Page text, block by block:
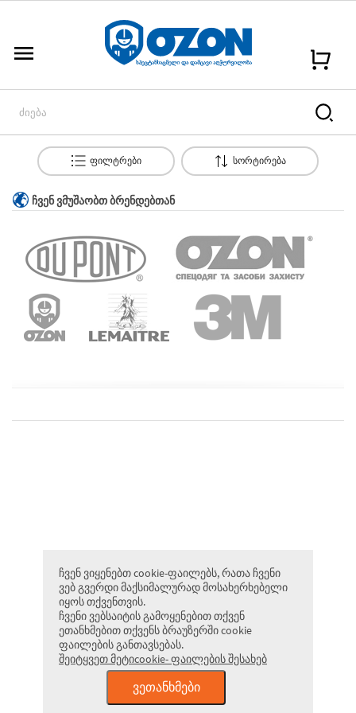
menu
ფილტრები სორტირება
ᲩᲕᲔᲜ ᲕᲛᲣᲨᲐᲝᲑᲗ ᲑᲠᲔᲜᲓᲔᲑᲗᲐᲜ
ჩვენ ვიყენებთ cookie-ფაილებს, რათა ჩვენი
ვებ გვერდი მაქსიმალურად მოსახერხებელი
იყოს თქვენთვის.
ჩვენი ვებსაიტის გამოყენებით თქვენ
ეთანხმებით თქვენს ბრაუზერში cookie
ფაილების განთავსებას.
შეიტყვეთ მეტიcookie- ფაილების შესახებ
ᲕᲔᲗᲐᲜᲮᲛᲔᲑᲘ